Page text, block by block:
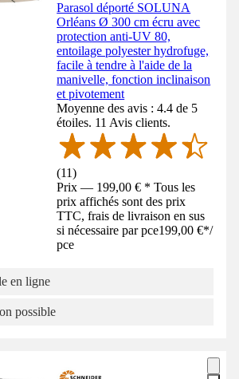
Parasol déporté SOLUNA
Orléans Ø 300 cm écru avec
protection anti-UV 80,
entoilage polyester hydrofuge,
facile à tendre à l'aide de la
manivelle, fonction inclinaison
et pivotement
Moyenne des avis : 4.4 de 5
étoiles. 11 Avis clients.
(11)
Prix — 199,00 € * Tous les
prix affichés sont des prix
TTC, frais de livraison en sus
si nécessaire par pce199,00 €*/
pce
en ligne
possible